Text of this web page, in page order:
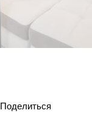
Поделиться